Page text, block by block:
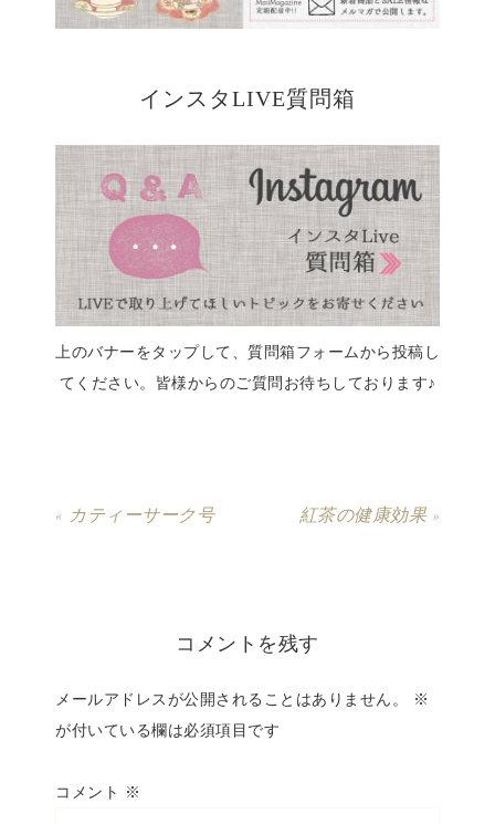
インスタLIVE質問箱
上のバナーをタップして、質問箱フォームから投稿し
てください。皆様からのご質問お待ちしております♪
« カティーサーク号 紅茶の健康効果 »
コメントを残す
メールアドレスが公開されることはありません。
※
が付いている欄は必須項目です
コメント ※